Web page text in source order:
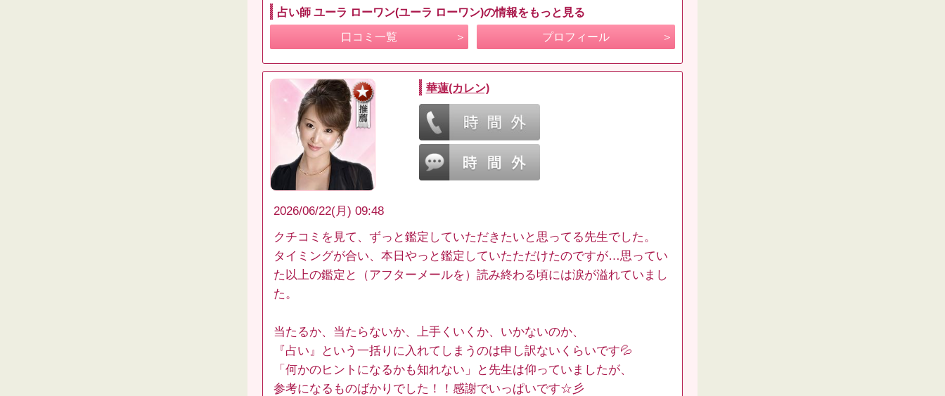
占い師 ユーラ ローワン(ユーラ ローワン)の情報をもっと見る
口コミ一覧 プロフィール
華蓮(カレン)
2026/06/22(月) 09:48
クチコミを見て、ずっと鑑定していただきたいと思ってる先生でした。
タイミングが合い、本日やっと鑑定していたただけたのですが…思ってい
た以上の鑑定と（アフターメールを）読み終わる頃には涙が溢れていまし
た。
当たるか、当たらないか、上手くいくか、いかないのか、
『占い』という一括りに入れてしまうのは申し訳ないくらいです💦
「何かのヒントになるかも知れない」と先生は仰っていましたが、
参考になるものばかりでした！！感謝でいっぱいです☆彡